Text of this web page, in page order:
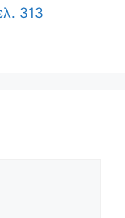
313